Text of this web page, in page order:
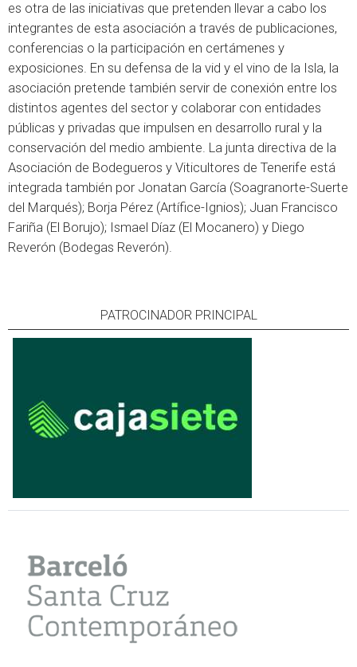
es otra de las iniciativas que pretenden llevar a cabo los
integrantes de esta asociación a través de publicaciones,
conferencias o la participación en certámenes y
exposiciones. En su defensa de la vid y el vino de la Isla, la
asociación pretende también servir de conexión entre los
distintos agentes del sector y colaborar con entidades
públicas y privadas que impulsen en desarrollo rural y la
conservación del medio ambiente. La junta directiva de la
Asociación de Bodegueros y Viticultores de Tenerife está
integrada también por Jonatan García (Soagranorte-Suerte
del Marqués); Borja Pérez (Artífice-Ignios); Juan Francisco
Fariña (El Borujo); Ismael Díaz (El Mocanero) y Diego
Reverón (Bodegas Reverón).
PATROCINADOR PRINCIPAL